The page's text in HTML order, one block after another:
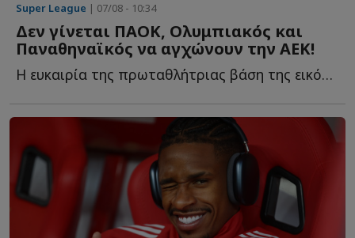
Super League | 07/08 - 10:34
Δεν γίνεται ΠΑΟΚ, Ολυμπιακός και
Παναθηναϊκός να αγχώνουν την ΑΕΚ!
Η ευκαιρία της πρωταθλήτριας βάση της εικόνας των αντιπάλων τ...